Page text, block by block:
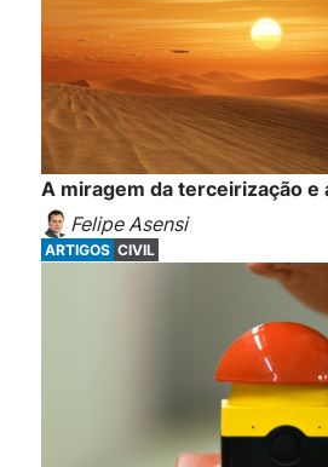
A miragem da terceirização e
Felipe Asensi
ARTIGOS CIVIL